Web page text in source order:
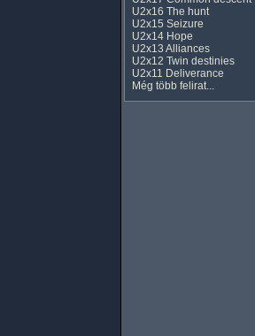
U2x16 The hunt
U2x15 Seizure
U2x14 Hope
U2x13 Alliances
U2x12 Twin destinies
U2x11 Deliverance
Még több felirat...